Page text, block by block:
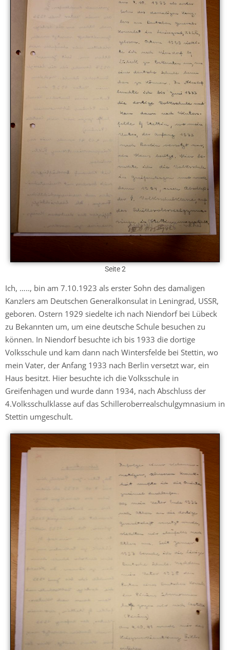
Seite 2
Ich, ….., bin am 7.10.1923 als erster Sohn des damaligen
Kanzlers am Deutschen Generalkonsulat in Leningrad, USSR,
geboren. Ostern 1929 siedelte ich nach Niendorf bei Lübeck
zu Bekannten um, um eine deutsche Schule besuchen zu
können. In Niendorf besuchte ich bis 1933 die dortige
Volksschule und kam dann nach Wintersfelde bei Stettin, wo
mein Vater, der Anfang 1933 nach Berlin versetzt war, ein
Haus besitzt. Hier besuchte ich die Volksschule in
Greifenhagen und wurde dann 1934, nach Abschluss der
4.Volksschulklasse auf das Schilleroberrealschulgymnasium in
Stettin umgeschult.